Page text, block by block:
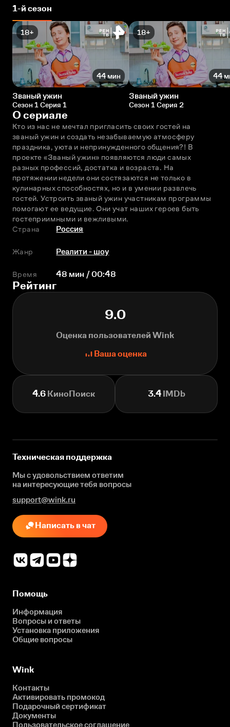
1-й сезон
18+
44 мин
Званый ужин
Сезон 1 Серия 1
18+
44
Званый ужин
Сезон 1 Серия 2
О сериале
Кто из нас не мечтал пригласить своих гостей на
званый ужин и создать незабываемую атмосферу
праздника, уюта и непринужденного общения?! В
проекте «Званый ужин» появляются люди самых
разных профессий, достатка и возраста. На
протяжении недели они состязаются не только в
кулинарных способностях, но и в умении развлечь
гостей. Устроить званый ужин участникам программы
помогают ее ведущие. Они учат наших героев быть
гостеприимными и вежливыми.
Страна
Россия
Жанр Реалити - шоу
Время 48 мин / 00:48
Рейтинг
9.0
Оценка пользователей Wink
Ваша оценка
4.6 КиноПоиск 3.4IMDb
Техническая поддержка
Мы с удовольствием ответим
на интересующиетебя вопросы
support@wink.ru
Написать в чат
Помощь
Информация
Вопросы и ответы
Установка приложения
Общие вопросы
Wink
Контакты
Активировать промокод
Подарочный сертификат
Документы
Пользовательское соглашение